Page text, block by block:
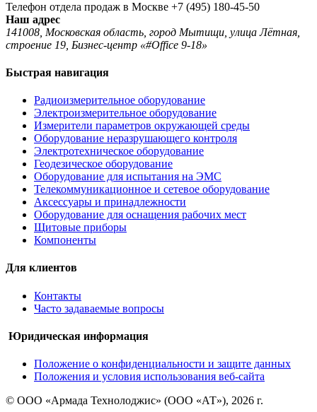
Телефон отдела продаж в Москве +7 (495) 180-45-50
Наш адрес
141008, Московская область, город Мытищи, улица Лётная,
строение 19, Бизнес-центр «#Office 9-18»
Быстрая навигация
Радиоизмерительное оборудование
Электроизмерительное оборудование
Измерители параметров окружающей среды
Оборудование неразрушающего контроля
Электротехническое оборудование
Геодезическое оборудование
Оборудование для испытания на ЭМС
Телекоммуникационное и сетевое оборудование
Аксессуары и принадлежности
Оборудование для оснащения рабочих мест
Щитовые приборы
Компоненты
Для клиентов
Контакты
Часто задаваемые вопросы
Юридическая информация
Положение о конфиденциальности и защите данных
Положения и условия использования веб-сайта
© ООО «Армада Технолоджис» (ООО «АТ»), 2026 г.